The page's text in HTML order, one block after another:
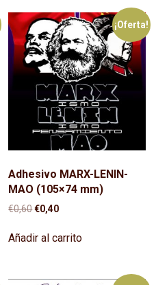
¡Oferta!
Adhesivo MARX-LENIN-
MAO (105×74 mm)
€0,60El
original
€0,40El
actual
Añadir al carrito